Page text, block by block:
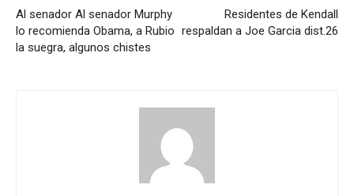
Al senador Al senador Murphy
lo recomienda Obama, a Rubio
la suegra, algunos chistes
Residentes de Kendall
respaldan a Joe Garcia dist.26